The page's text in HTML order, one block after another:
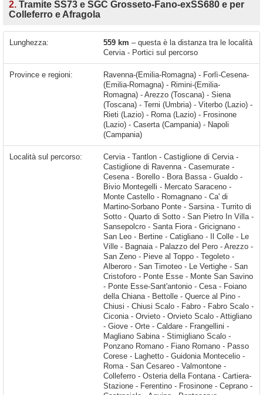
2. Tramite SS73 e SGC Grosseto-Fano-exSS680 e per
Colleferro e Afragola
Lunghezza: 559 km – questa è la distanza tra le località
Cervia - Portici sul percorso
Province e regioni:
Ravenna-(Emilia-Romagna) - Forlì-Cesena-
(Emilia-Romagna) - Rimini-(Emilia-
Romagna) - Arezzo (Toscana) - Siena
(Toscana) - Terni (Umbria) - Viterbo (Lazio) -
Rieti (Lazio) - Roma (Lazio) - Frosinone
(Lazio) - Caserta (Campania) - Napoli
(Campania)
Località sul percorso: Cervia - Tantlon - Castiglione di Cervia - Castiglione di Ravenna - Casemurate - Cesena - Borello - Bora Bassa - Gualdo - Bivio Montegelli - Mercato Saraceno - Monte Castello - Romagnano - Ca' di Martino-Sorbano Ponte - Sarsina - Turrito di Sotto - Quarto di Sotto - San Pietro In Villa - Sansepolcro - Santa Fiora - Gricignano - San Leo - Bertine - Catigliano - Il Colle - Le Ville - Bagnaia - Palazzo del Pero - Arezzo - San Zeno - Pieve al Toppo - Tegoleto - Alberoro - San Timoteo - Le Vertighe - San Cristoforo - Ponte Esse